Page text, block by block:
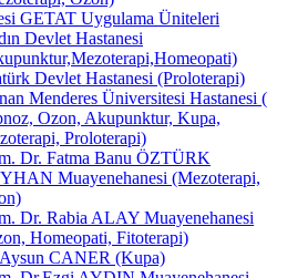
GETAT Uygulama Üniteleri
Devlet Hastanesi
Devlet Hastanesi (Proloterapi)
Menderes Üniversitesi Hastanesi (
Ozon, Akupunktur, Kupa,
Proloterapi)
Dr. Fatma Banu ÖZTÜRK
Muayenehanesi (Mezoterapi,
Dr. Rabia ALAY Muayenehanesi
Homeopati, Fitoterapi)
CANER (Kupa)